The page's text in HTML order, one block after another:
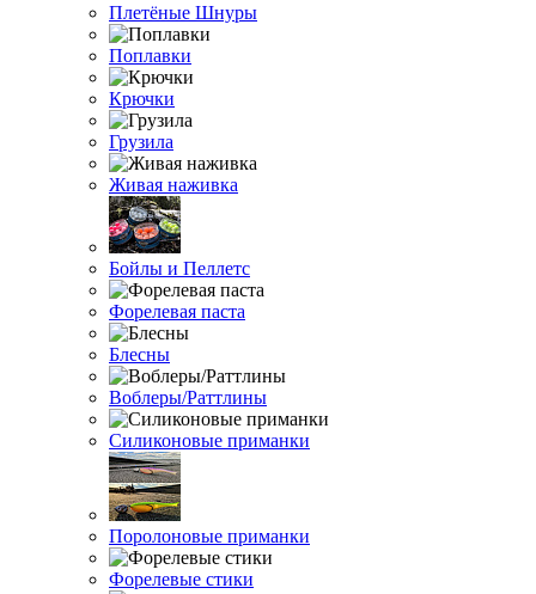
Плетёные Шнуры
Поплавки
Крючки
Грузила
Живая наживка
Бойлы и Пеллетс
Форелевая паста
Блесны
Воблеры/Раттлины
Силиконовые приманки
Поролоновые приманки
Форелевые стики